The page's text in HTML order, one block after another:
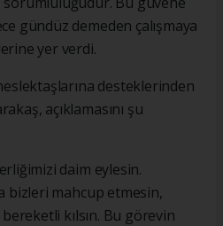
gündüz demeden çalışmaya
yer verdi.
desteklerinden
açıklamasını şu
daim eylesin.
bizleri mahcup etmesin,
kılsın. Bu görevin